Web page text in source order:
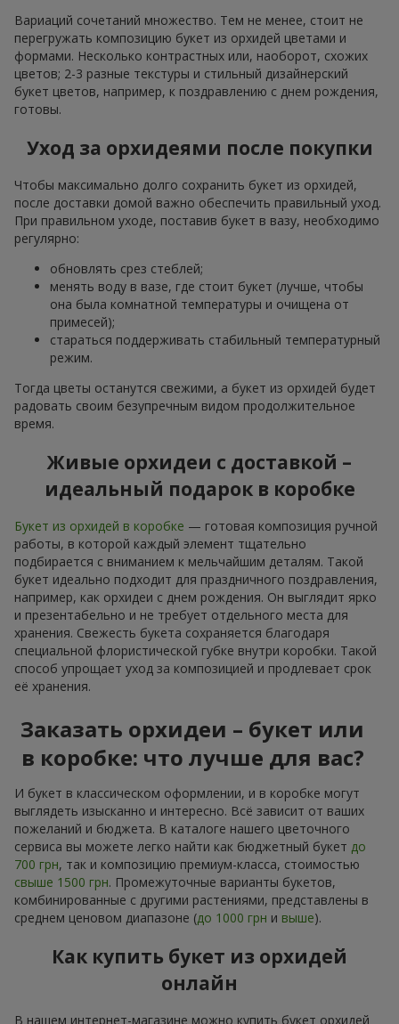
Вариаций сочетаний множество. Тем не менее, стоит не
перегружать композицию букет из орхидей цветами и
формами. Несколько контрастных или, наоборот, схожих
цветов; 2-3 разные текстуры и стильный дизайнерский
букет цветов, например, к поздравлению с днем рождения,
готовы.
Уход за орхидеями после покупки
Чтобы максимально долго сохранить букет из орхидей,
после доставки домой важно обеспечить правильный уход.
При правильном уходе, поставив букет в вазу, необходимо
регулярно:
обновлять срез стеблей;
менять воду в вазе, где стоит букет (лучше, чтобы
она была комнатной температуры и очищена от
примесей);
стараться поддерживать стабильный температурный
режим.
Тогда цветы останутся свежими, а букет из орхидей будет
радовать своим безупречным видом продолжительное
время.
Живые орхидеи с доставкой –
идеальный подарок в коробке
Букет из орхидей в коробке — готовая композиция ручной
работы, в которой каждый элемент тщательно
подбирается с вниманием к мельчайшим деталям. Такой
букет идеально подходит для праздничного поздравления,
например, как орхидеи с днем рождения. Он выглядит ярко
и презентабельно и не требует отдельного места для
хранения. Свежесть букета сохраняется благодаря
специальной флористической губке внутри коробки. Такой
способ упрощает уход за композицией и продлевает срок
её хранения.
Заказать орхидеи – букет или
в коробке: что лучше для вас?
И букет в классическом оформлении, и в коробке могут
выглядеть изысканно и интересно. Всё зависит от ваших
пожеланий и бюджета. В каталоге нашего цветочного
сервиса вы можете легко найти как бюджетный букет до
700 грн, так и композицию премиум-класса, стоимостью
свыше 1500 грн. Промежуточные варианты букетов,
комбинированные с другими растениями, представлены в
среднем ценовом диапазоне (до 1000 грн и выше).
Как купить букет из орхидей
онлайн
В нашем интернет-магазине можно купить букет орхидей